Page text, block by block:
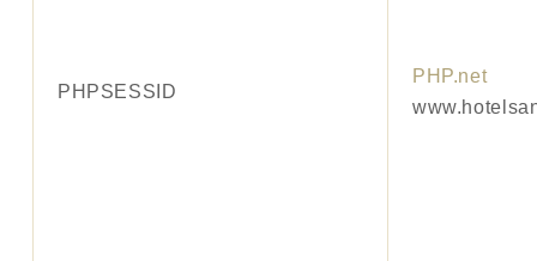
PHPSESSID
PHP.net